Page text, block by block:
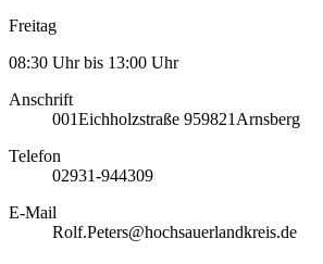
Freitag
08:30 Uhr bis 13:00 Uhr
Anschrift
001Eichholzstraße 959821 Arnsberg
Telefon
02931-944309
E-Mail
Rolf.Peters@hochsauerlandkreis.de